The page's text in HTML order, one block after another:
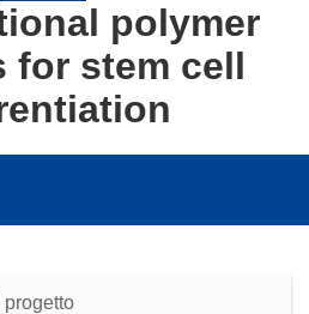
polymer
for stem cell
progetto